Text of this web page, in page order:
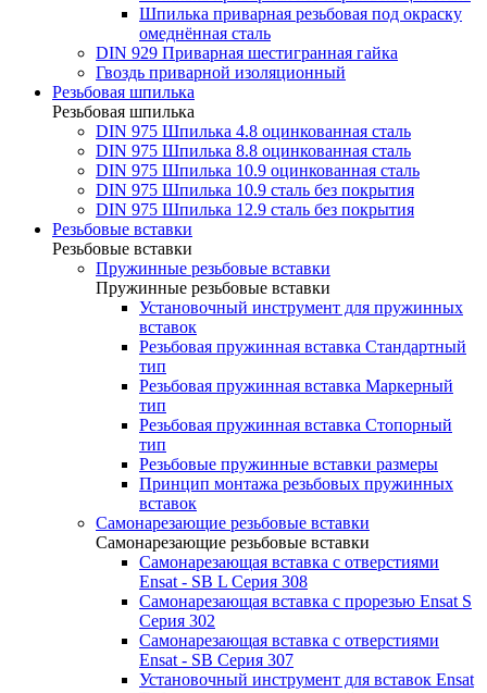
Шпилька приварная резьбовая под окраску
омеднённая сталь
DIN 929 Приварная шестигранная гайка
Гвоздь приварной изоляционный
Резьбовая шпилька
Резьбовая шпилька
DIN 975 Шпилька 4.8 оцинкованная сталь
DIN 975 Шпилька 8.8 оцинкованная сталь
DIN 975 Шпилька 10.9 оцинкованная сталь
DIN 975 Шпилька 10.9 сталь без покрытия
DIN 975 Шпилька 12.9 сталь без покрытия
Резьбовые вставки
Резьбовые вставки
Пружинные резьбовые вставки
Пружинные резьбовые вставки
Установочный инструмент для пружинных
вставок
Резьбовая пружинная вставка Стандартный
тип
Резьбовая пружинная вставка Маркерный
тип
Резьбовая пружинная вставка Стопорный
тип
Резьбовые пружинные вставки размеры
Принцип монтажа резьбовых пружинных
вставок
Самонарезающие резьбовые вставки
Самонарезающие резьбовые вставки
Самонарезающая вставка с отверстиями
Ensat - SB L Серия 308
Самонарезающая вставка с прорезью Ensat S
Серия 302
Самонарезающая вставка с отверстиями
Ensat - SB Серия 307
Установочный инструмент для вставок Ensat